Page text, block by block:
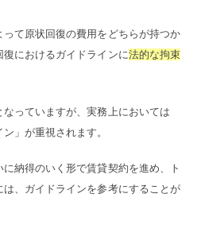
て原状回復の費用をどちらが持つか
におけるガイドラインに法的な拘束
っていますが、実務上においては
」が重視されます。
納得のいく形で賃貸契約を進め、ト
、ガイドラインを参考にすることが